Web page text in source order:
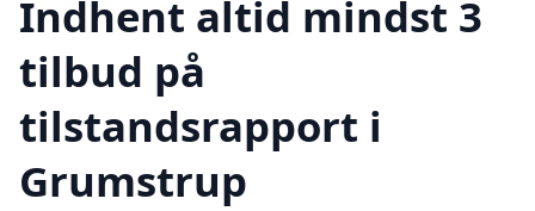
Indhent altid mindst 3
tilbud på
tilstandsrapport i
Grumstrup